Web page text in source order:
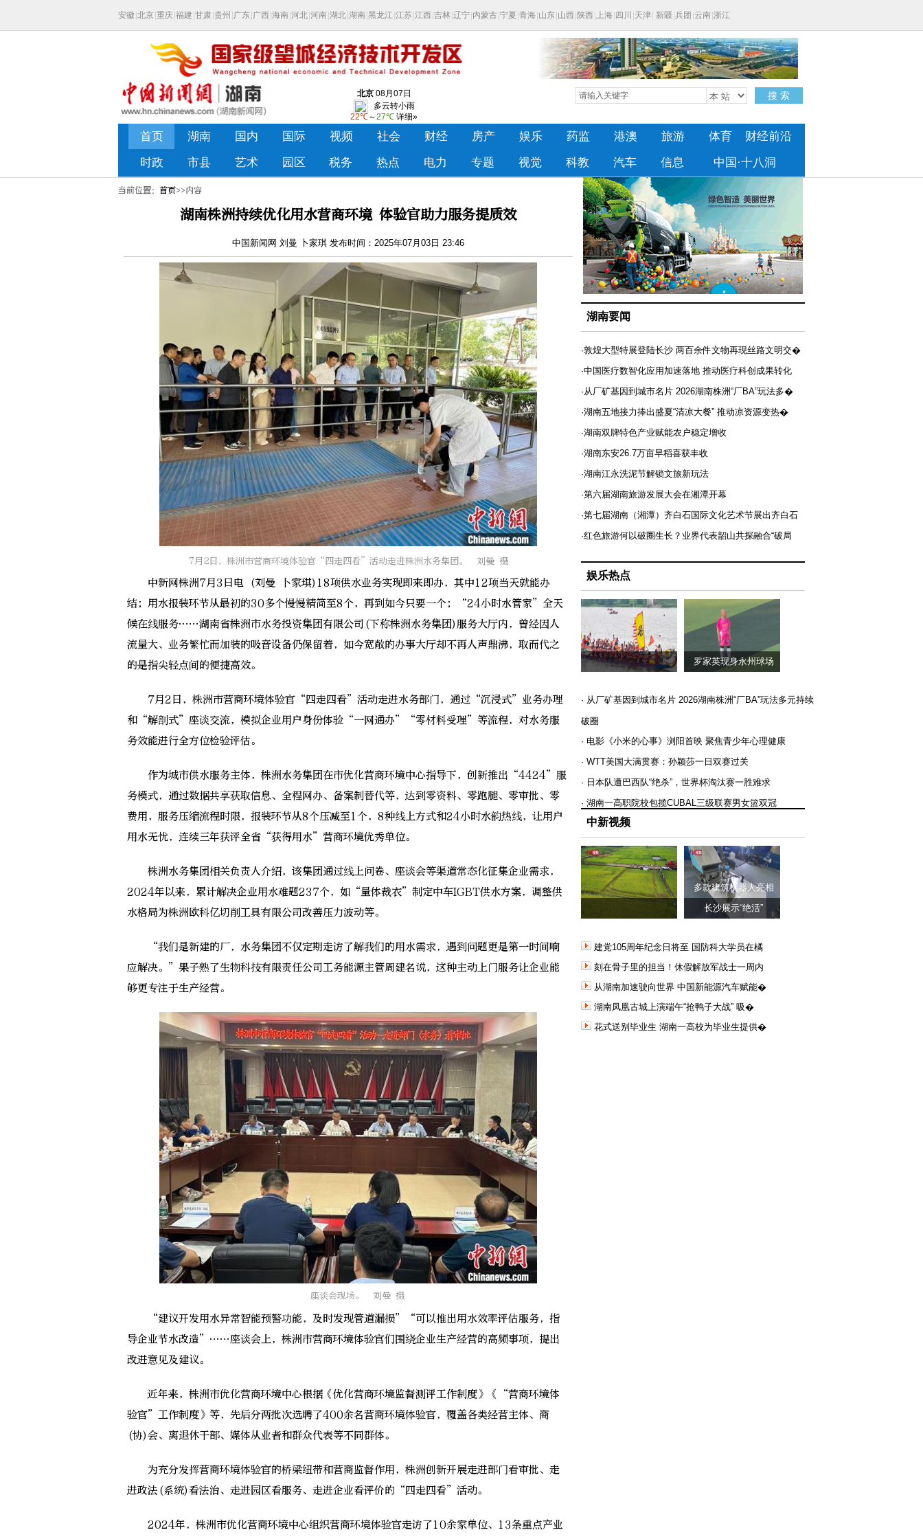
当前位置： 首页>>内容
湖南株洲持续优化用水营商环境 体验官助力服务提质效
中国新闻网 刘曼 卜家琪 发布时间：2025年07月03日 23:46
7月2日，株洲市营商环境体验官“四走四看”活动走进株洲水务集团。 刘曼 摄
中新网株洲7月3日电 (刘曼 卜家琪)18项供水业务实现即来即办，其中12项当天就能办
结；用水报装环节从最初的30多个慢慢精简至8个，再到如今只要一个；“24小时水管家”全天
候在线服务……湖南省株洲市水务投资集团有限公司(下称株洲水务集团)服务大厅内，曾经因人
流量大、业务繁忙而加装的吸音设备仍保留着，如今宽敞的办事大厅却不再人声鼎沸，取而代之
的是指尖轻点间的便捷高效。
7月2日，株洲市营商环境体验官“四走四看”活动走进水务部门，通过“沉浸式”业务办理
和“解剖式”座谈交流，模拟企业用户身份体验“一网通办”“零材料受理”等流程，对水务服
务效能进行全方位检验评估。
作为城市供水服务主体，株洲水务集团在市优化营商环境中心指导下，创新推出“4424”服
务模式，通过数据共享获取信息、全程网办、备案制替代等，达到零资料、零跑腿、零审批、零
费用，服务压缩流程时限，报装环节从8个压减至1个，8种线上方式和24小时水韵热线，让用户
用水无忧，连续三年获评全省“获得用水”营商环境优秀单位。
株洲水务集团相关负责人介绍，该集团通过线上问卷、座谈会等渠道常态化征集企业需求，
2024年以来，累计解决企业用水难题237个，如“量体裁衣”制定中车IGBT供水方案，调整供
水格局为株洲欧科亿切削工具有限公司改善压力波动等。
“我们是新建的厂，水务集团不仅定期走访了解我们的用水需求，遇到问题更是第一时间响
应解决。”果子熟了生物科技有限责任公司工务能源主管周建名说，这种主动上门服务让企业能
够更专注于生产经营。
座谈会现场。 刘曼 摄
“建议开发用水异常智能预警功能，及时发现管道漏损”“可以推出用水效率评估服务，指
导企业节水改造”……座谈会上，株洲市营商环境体验官们围绕企业生产经营的高频事项，提出
改进意见及建议。
近年来，株洲市优化营商环境中心根据《优化营商环境监督测评工作制度》《“营商环境体
验官”工作制度》等，先后分两批次选聘了400余名营商环境体验官，覆盖各类经营主体、商
(协)会、离退休干部、媒体从业者和群众代表等不同群体。
为充分发挥营商环境体验官的桥梁纽带和营商监督作用，株洲创新开展走进部门看审批、走
进政法(系统)看法治、走进园区看服务、走进企业看评价的“四走四看”活动。
2024年，株洲市优化营商环境中心组织营商环境体验官走访了10余家单位、13条重点产业
湖南要闻
·敦煌大型特展登陆长沙 两百余件文物再现丝路文明交�
·中国医疗数智化应用加速落地 推动医疗科创成果转化
·从厂矿基因到城市名片 2026湖南株洲“厂BA”玩法多�
·湖南五地接力捧出盛夏“清凉大餐” 推动凉资源变热�
·湖南双牌特色产业赋能农户稳定增收
·湖南东安26.7万亩早稻喜获丰收
·湖南江永洗泥节解锁文旅新玩法
·第六届湖南旅游发展大会在湘潭开幕
·第七届湖南（湘潭）齐白石国际文化艺术节展出齐白石
·红色旅游何以破圈生长？业界代表韶山共探融合“破局
娱乐热点
罗家英现身永州球场
· 从厂矿基因到城市名片 2026湖南株洲“厂BA”玩法多元持续
破圈
· 电影《小米的心事》浏阳首映 聚焦青少年心理健康
· WTT美国大满贯赛：孙颖莎一日双赛过关
· 日本队遭巴西队“绝杀”，世界杯淘汰赛一胜难求
· 湖南一高职院校包揽CUBAL三级联赛男女篮双冠
中新视频
多款建筑机器人亮相
长沙展示“绝活”
建党105周年纪念日将至 国防科大学员在橘
刻在骨子里的担当！休假解放军战士一周内
从湖南加速驶向世界 中国新能源汽车赋能�
湖南凤凰古城上演端午“抢鸭子大战” 吸�
花式送别毕业生 湖南一高校为毕业生提供�